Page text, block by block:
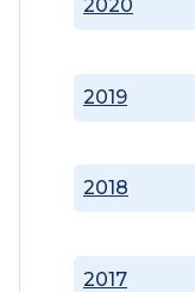
2017
2018
2019
2020